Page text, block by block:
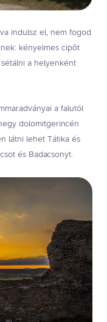
indulsz el, nem fogod
kényelmes cipőt
a helyenként
a falutól
dolomitgerincén
látni lehet Tátika és
és Badacsonyt.